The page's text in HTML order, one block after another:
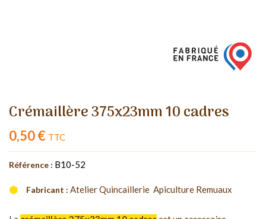
Crémaillère 375x23mm 10 cadres
0,50 € TTC
Référence : B10-52
Fabricant : Atelier Quincaillerie  Apiculture Remuaux